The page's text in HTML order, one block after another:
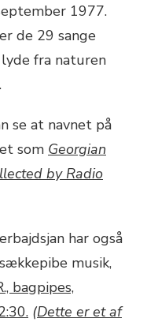
1977.
de 29 sange
fra naturen
se at navnet på
som Georgian
by Radio
har også
musik,
bagpipes,
(Dette er et af